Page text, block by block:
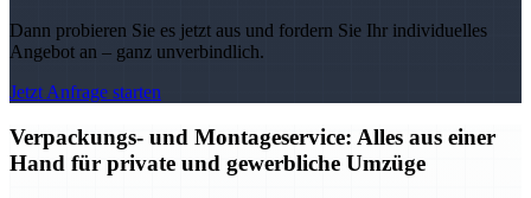
Dann probieren Sie es jetzt aus und fordern Sie Ihr individuelles
Angebot an – ganz unverbindlich.
Jetzt Anfrage starten
Verpackungs- und Montageservice: Alles aus einer
Hand für private und gewerbliche Umzüge